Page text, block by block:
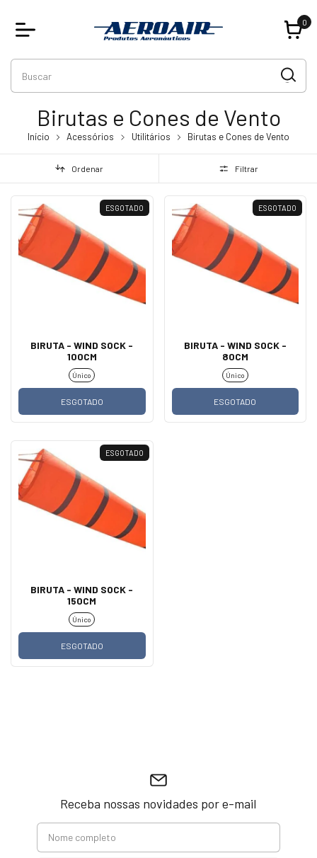
0
Birutas e Cones de Vento
Início Acessórios Utilitários Birutas e Cones de Vento
Ordenar Filtrar
ESGOTADO
BIRUTA - WIND SOCK -
100CM
Único
ESGOTADO
ESGOTADO
BIRUTA - WIND SOCK -
80CM
Único
ESGOTADO
ESGOTADO
BIRUTA - WIND SOCK -
150CM
Único
ESGOTADO
Receba nossas novidades por e-mail